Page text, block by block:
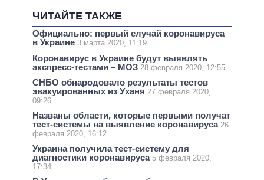
ЧИТАЙТЕ ТАКЖЕ
Официально: первый случай коронавируса
в Украине 3 марта 2020, 11:19
Коронавирус в Украине будут выявлять
экспресс-тестами – МОЗ 28 февраля 2020, 12:55
СНБО обнародовало результаты тестов
эвакуированных из Уханя 27 февраля 2020,
09:26
Названы области, которые первыми получат
тест-системы на выявление коронавируса 26
февраля 2020, 16:12
Украина получила тест-систему для
диагностики коронавируса 5 февраля 2020,
17:34